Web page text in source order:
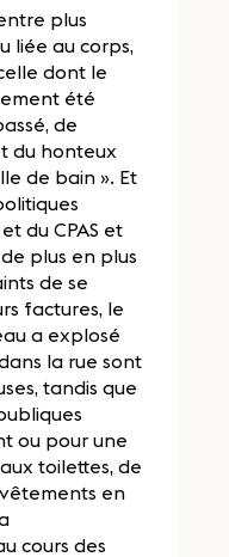
plus
liée au corps,
dont le
été
de
du honteux
de bain ». Et
du CPAS et
plus en plus
de se
factures, le
a explosé
la rue sont
tandis que
ou pour une
toilettes, de
en
cours des